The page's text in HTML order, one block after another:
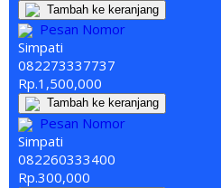
Tambah ke keranjang
Pesan Nomor
Simpati
082273337737
Rp.1,500,000
Tambah ke keranjang
Pesan Nomor
Simpati
082260333400
Rp.300,000